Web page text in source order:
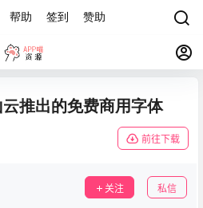
帮助 签到 赞助
推出的免费商用字体
前往下载
关注 私信